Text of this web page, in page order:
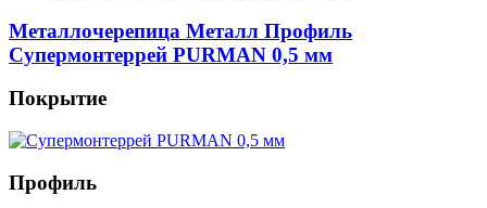
Металлочерепица Металл Профиль
Супермонтеррей PURMAN 0,5 мм
Покрытие
Профиль